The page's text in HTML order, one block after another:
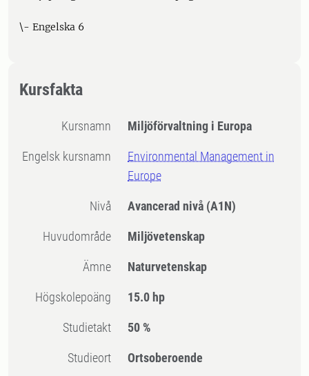
\- Engelska 6
Kursfakta
Kursnamn Miljöförvaltning i Europa
Engelsk kursnamn
Environmental Management in
Europe
Nivå Avancerad nivå (A1N)
Huvudområde Miljövetenskap
Ämne Naturvetenskap
högskolepoäng 15.0 hp
Studietakt 50 %
Studieort Ortsoberoende